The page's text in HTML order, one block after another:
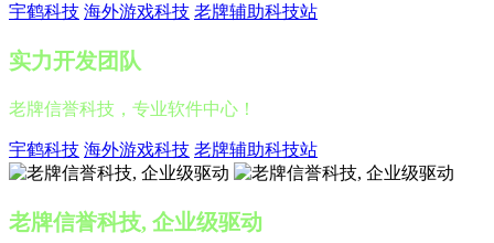
宇鹤科技 海外游戏科技 老牌辅助科技站
实力开发团队
老牌信誉科技，专业软件中心！
宇鹤科技 海外游戏科技 老牌辅助科技站
老牌信誉科技, 企业级驱动